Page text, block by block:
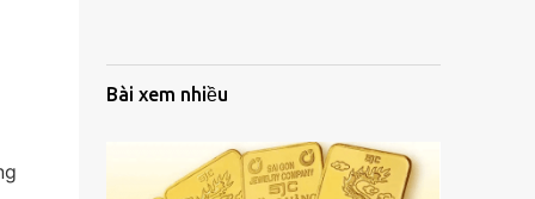
Bài xem nhiều